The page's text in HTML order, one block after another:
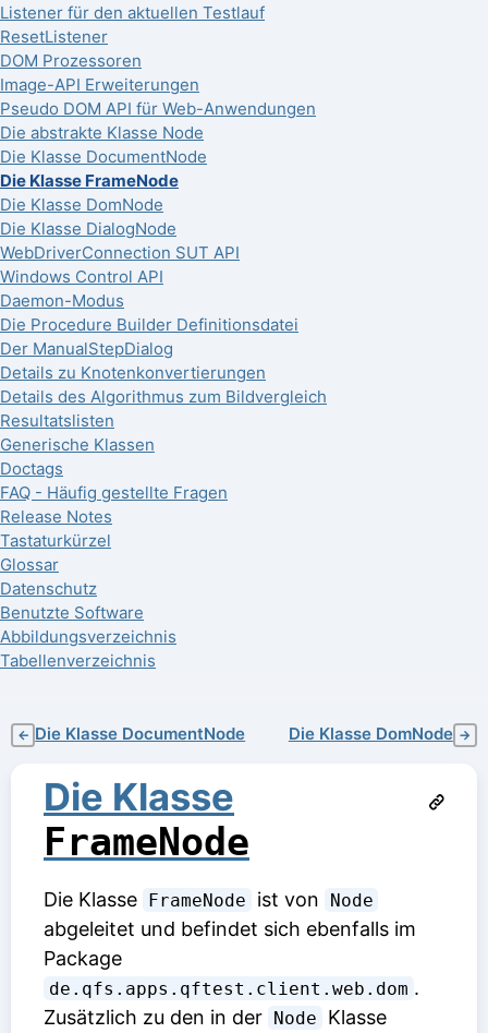
Listener für den aktuellen Testlauf
ResetListener
DOM Prozessoren
Image-API Erweiterungen
Pseudo DOM API für Web-Anwendungen
Die abstrakte Klasse Node
Die Klasse DocumentNode
Die Klasse FrameNode
Die Klasse DomNode
Die Klasse DialogNode
WebDriverConnection SUT API
Windows Control API
Daemon-Modus
Die Procedure Builder Definitionsdatei
Der ManualStepDialog
Details zu Knotenkonvertierungen
Details des Algorithmus zum Bildvergleich
Resultatslisten
Generische Klassen
Doctags
FAQ - Häufig gestellte Fragen
Release Notes
Tastaturkürzel
Glossar
Datenschutz
Benutzte Software
Abbildungsverzeichnis
Tabellenverzeichnis
← Die Klasse DocumentNode Die Klasse DomNode →
Die Klasse
FrameNode
Die Klasse FrameNode ist von Node
abgeleitet und befindet sich ebenfalls im
Package
de.qfs.apps.qftest.client.web.dom .
Zusätzlich zu den in der Node
Klasse